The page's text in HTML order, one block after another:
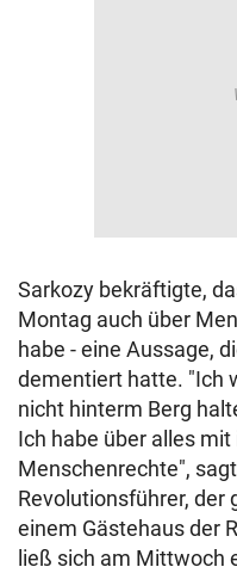
Sarkozy bekräftigte,
Montag auch über
habe - eine Aussage,
dementiert hatte. "Ich
nicht hinterm Berg
Ich habe über alles
Menschenrechte",
Revolutionsführer, der
einem Gästehaus der
ließ sich am Mittwoch